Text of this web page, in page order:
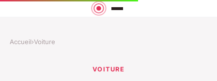
Accueil›Voiture
VOITURE